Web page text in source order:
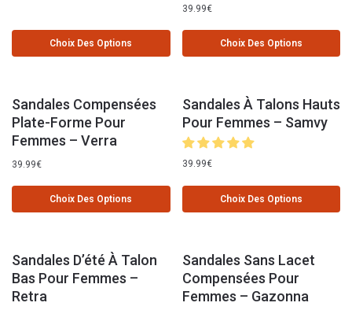
Choix Des Options
39.99€
Choix Des Options
Sandales Compensées
Plate-Forme Pour
Femmes – Verra
39.99€
Choix Des Options
Sandales À Talons Hauts
Pour Femmes – Samvy
39.99€
Choix Des Options
Sandales D’été À Talon
Bas Pour Femmes –
Retra
Sandales Sans Lacet
Compensées Pour
Femmes – Gazonna